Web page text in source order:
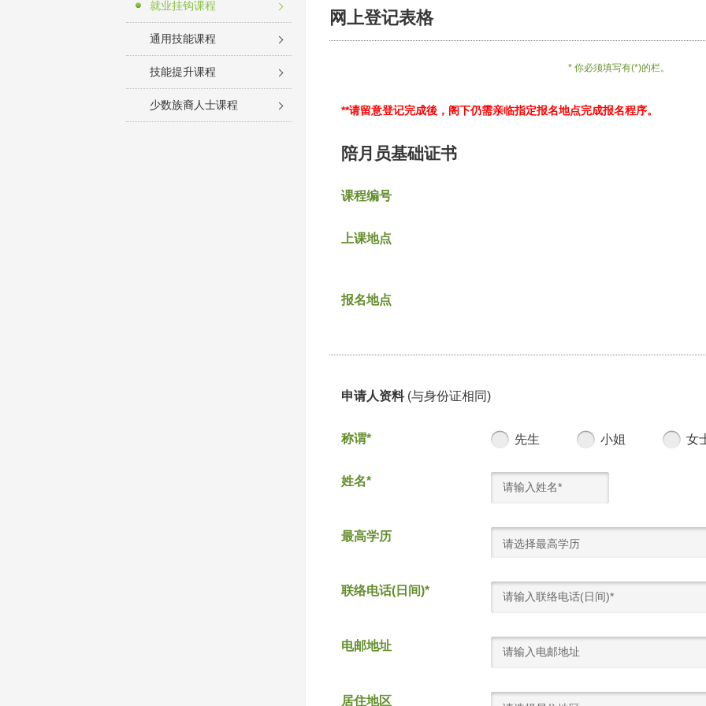
就业挂钩课程
通用技能课程
技能提升课程
少数族裔人士课程
网上登记表格
* 你必须填写有(*)的栏。
**请留意登记完成後，阁下仍需亲临指定报名地点完成报名程序。
陪月员基础证书
课程编号
上课地点
报名地点
申请人资料 (与身份证相同)
称谓* 先生 小姐 女
姓名*
最高学历
请选择最高学历
联络电话(日间)*
电邮地址
居住地区